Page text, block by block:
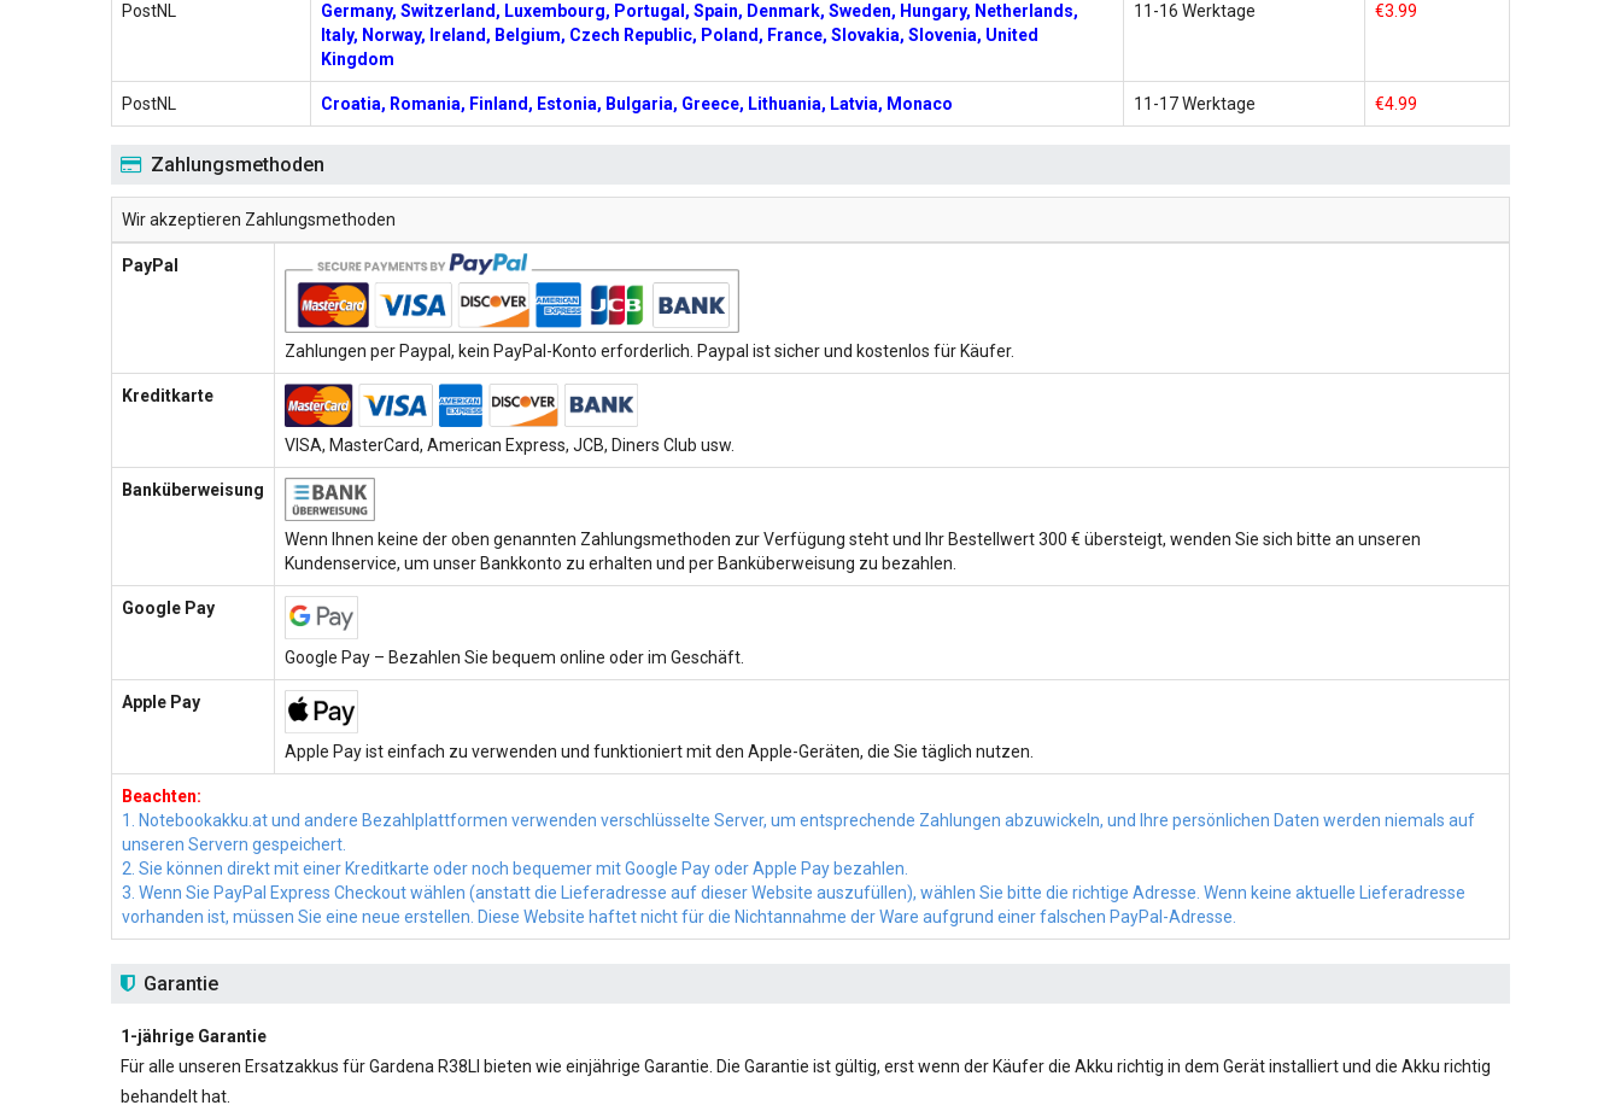
PostNL
Germany, Switzerland, Luxembourg, Portugal, Spain, Denmark, Sweden, Hungary, Netherlands,
Italy, Norway, Ireland, Belgium, Czech Republic, Poland, France, Slovakia, Slovenia, United
Kingdom
11-16 Werktage €3.99
PostNL Croatia, Romania, Finland, Estonia, Bulgaria, Greece, Lithuania, Latvia, Monaco 11-17 Werktage €4.99
Zahlungsmethoden
Wir akzeptieren Zahlungsmethoden
PayPal
Zahlungen per Paypal, kein PayPal-Konto erforderlich. Paypal ist sicher und kostenlos für Käufer.
Kreditkarte
VISA, MasterCard, American Express, JCB, Diners Club usw.
Banküberweisung
Wenn Ihnen keine der oben genannten Zahlungsmethoden zur Verfügung steht und Ihr Bestellwert 300 € übersteigt, wenden Sie sich bitte an unseren
Kundenservice, um unser Bankkonto zu erhalten und per Banküberweisung zu bezahlen.
Google Pay
Google Pay – Bezahlen Sie bequem online oder im Geschäft.
Apple Pay
Apple Pay ist einfach zu verwenden und funktioniert mit den Apple-Geräten, die Sie täglich nutzen.
Beachten:
1. Notebookakku.at und andere Bezahlplattformen verwenden verschlüsselte Server, um entsprechende Zahlungen abzuwickeln, und Ihre persönlichen Daten werden niemals auf
unseren Servern gespeichert.
2. Sie können direkt mit einer Kreditkarte oder noch bequemer mit Google Pay oder Apple Pay bezahlen.
3. Wenn Sie PayPal Express Checkout wählen (anstatt die Lieferadresse auf dieser Website auszufüllen), wählen Sie bitte die richtige Adresse. Wenn keine aktuelle Lieferadresse
vorhanden ist, müssen Sie eine neue erstellen. Diese Website haftet nicht für die Nichtannahme der Ware aufgrund einer falschen PayPal-Adresse.
Garantie
1-jährige Garantie
Für alle unseren Ersatzakkus für Gardena R38LI bieten wie einjährige Garantie. Die Garantie ist gültig, erst wenn der Käufer die Akku richtig in dem Gerät installiert und die Akku richtig
behandelt hat.